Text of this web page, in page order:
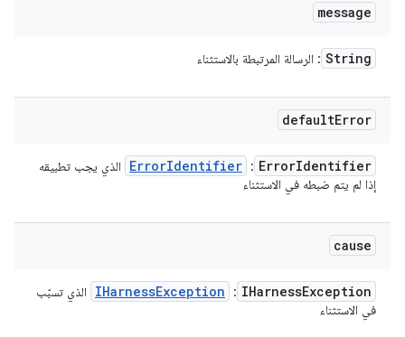
message
String : الرسالة المرتبطة بالاستثناء
defaultError
ErrorIdentifier
: ‏
ErrorIdentifier
الذي يجب تطبيقه
إذا لم يتم ضبطه في الاستثناء
cause
IHarnessException
: ‏
IHarnessException
الذي تسبّب
في الاستثناء